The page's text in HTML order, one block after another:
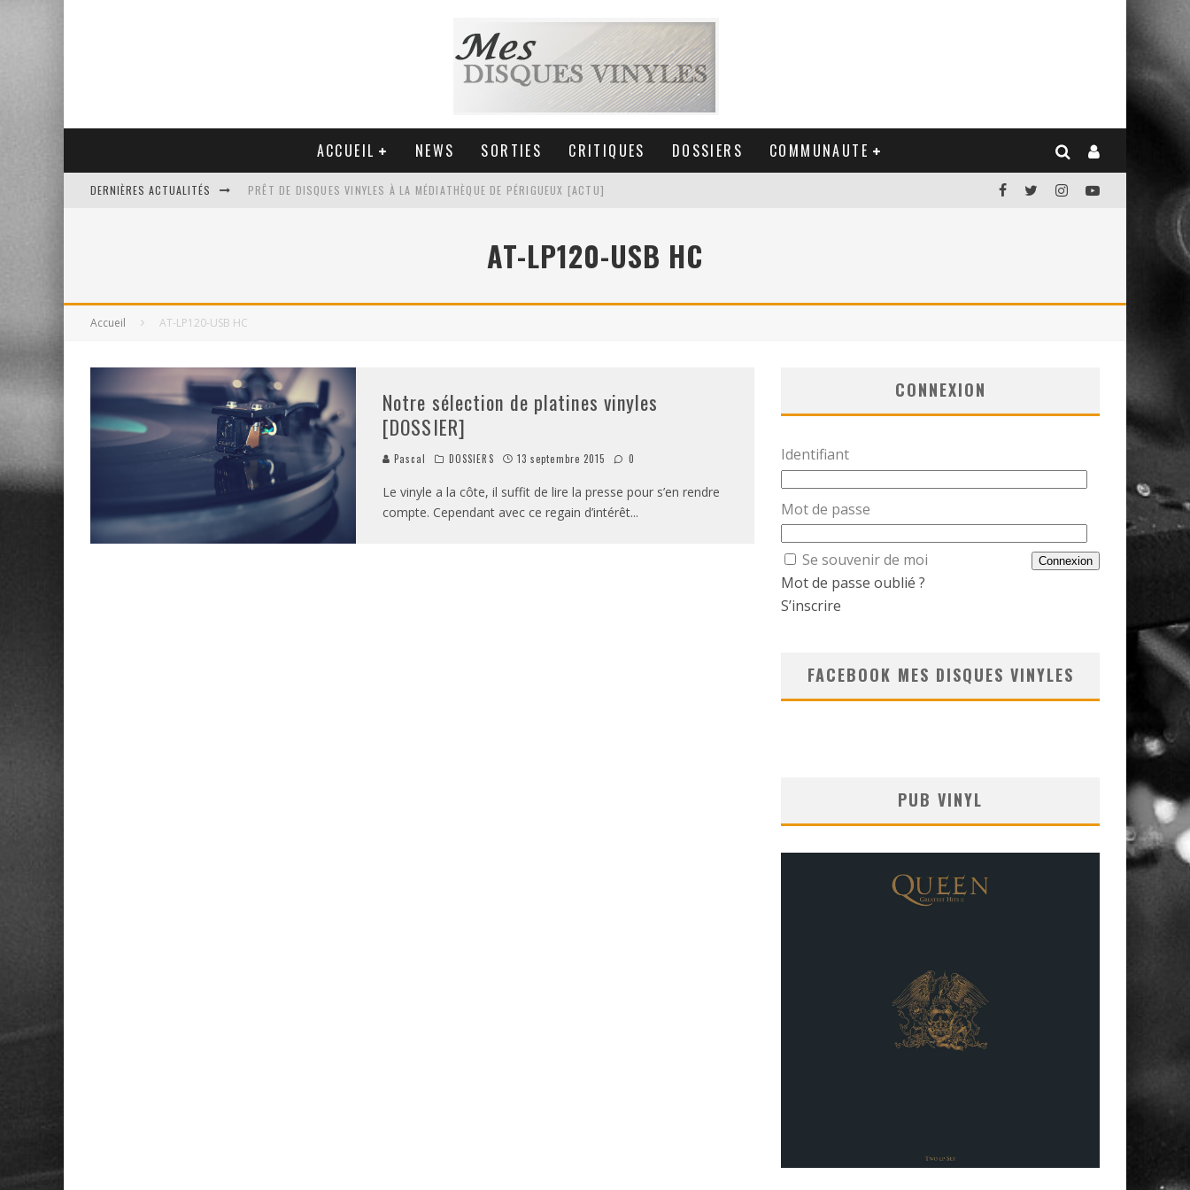
ACCUEIL NEWS SORTIES CRITIQUES DOSSIERS COMMUNAUTE
DERNIÈRES ACTUALITÉS PRÊT DE DISQUES VINYLES À LA MÉDIATHÈQUE DE PÉRIGUEUX [ACTU]
VENTE AUX ENCHÈRES D'UNE COLLECTION DE 6000 VINYLESAT-LP120-USB HC
Accueil AT-LP120-USB HC
Notre sélection de platines vinyles
[DOSSIER]
Pascal DOSSIERS 13 septembre 2015 0
Le vinyle a la côte, il suffit de lire la presse pour s’en rendre
compte. Cependant avec ce regain d’intérêt...
CONNEXION
Identifiant
Mot de passe
Se souvenir de moi
Mot de passe oublié ?
S’inscrire
FACEBOOK MES DISQUES VINYLES
PUB VINYL